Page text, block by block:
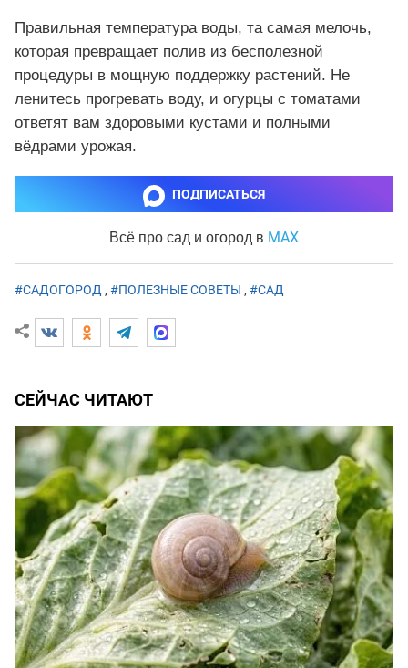
Правильная температура воды, та самая мелочь,
которая превращает полив из бесполезной
процедуры в мощную поддержку растений. Не
ленитесь прогревать воду, и огурцы с томатами
ответят вам здоровыми кустами и полными
вёдрами урожая.
ПОДПИСАТЬСЯ
Всё про сад и огород в MAX
#САДОГОРОД, #ПОЛЕЗНЫЕ СОВЕТЫ , #САД
СЕЙЧАС ЧИТАЮТ